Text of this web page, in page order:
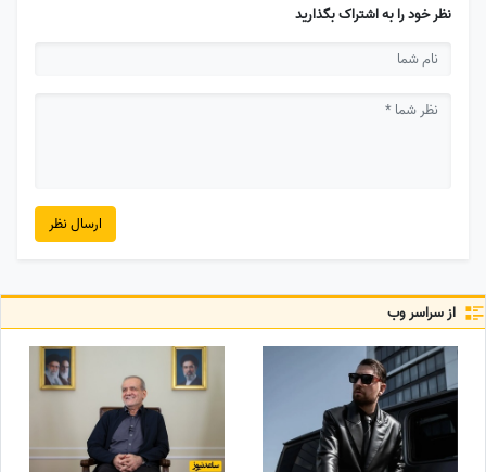
نظر خود را به اشتراک بگذارید
ارسال نظر
از سراسر وب